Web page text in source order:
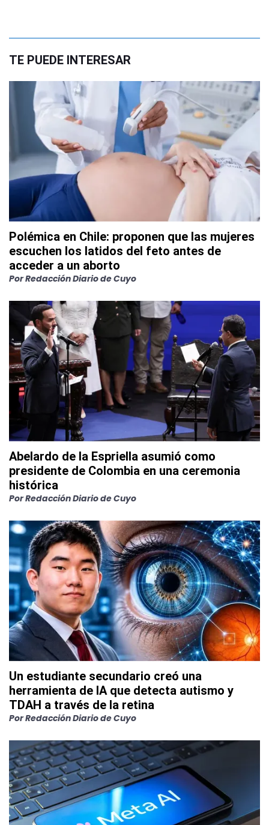
TE PUEDE INTERESAR
Polémica en Chile: proponen que las mujeres
escuchen los latidos del feto antes de
acceder a un aborto
PorRedacción Diario de Cuyo
Abelardo de la Espriella asumió como
presidente de Colombia en una ceremonia
histórica
PorRedacción Diario de Cuyo
Un estudiante secundario creó una
herramienta de IA que detecta autismo y
TDAH a través de la retina
PorRedacción Diario de Cuyo